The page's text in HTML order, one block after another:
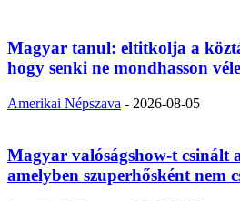
Magyar tanul: eltitkolja a
hogy senki ne mondhasson
Amerikai Népszava - 2026-08-05
Magyar valóságshow-t csinált
amelyben szuperhősként nem